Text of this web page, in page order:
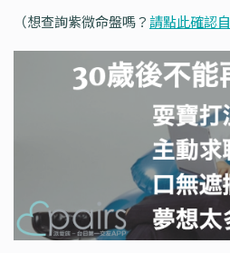
（想查詢紫微命盤嗎？請點此確認